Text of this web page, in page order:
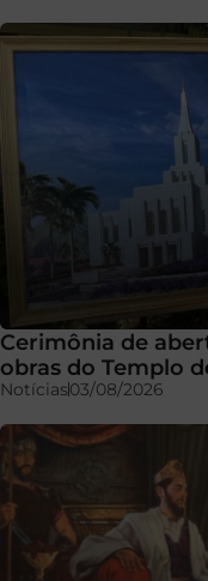
Cerimônia de
obras do Templo
Notícias03/08/2026